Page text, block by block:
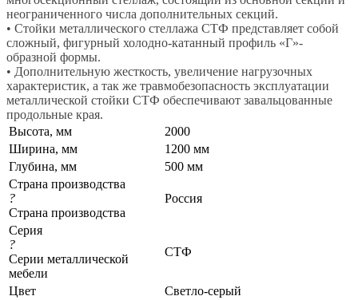
неограниченного числа дополнительных секций.
• Стойки металлического стеллажа СТФ представляет собой
сложный, фигурный холодно-катанный профиль «Г»-
образной формы.
• Дополнительную жесткость, увеличение нагрузочных
характеристик, а так же травмобезопасность эксплуатации
металлической стойки СТФ обеспечивают завальцованные
продольные края.
Высота, мм
2000
Ширина, мм
1200 мм
Глубина, мм
500 мм
Страна производства
?
Страна производства
Россия
Серия
?
Серии металлической
мебели
СТФ
Цвет
Светло-серый